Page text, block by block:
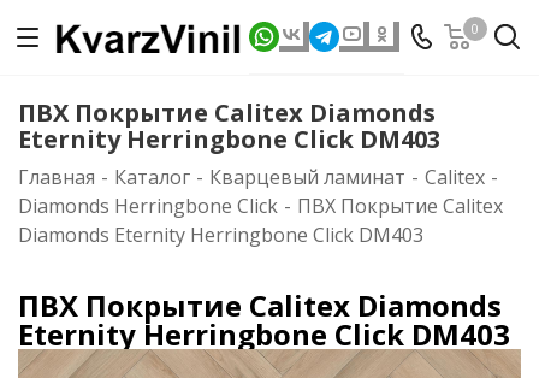
0
ПВХ Покрытие Calitex Diamonds
Eternity Herringbone Click DM403
Главная - Каталог - Кварцевый ламинат - Calitex -
Diamonds Herringbone Click - ПВХ Покрытие Calitex
Diamonds Eternity Herringbone Click DM403
ПВХ Покрытие Calitex Diamonds
Eternity Herringbone Click DM403